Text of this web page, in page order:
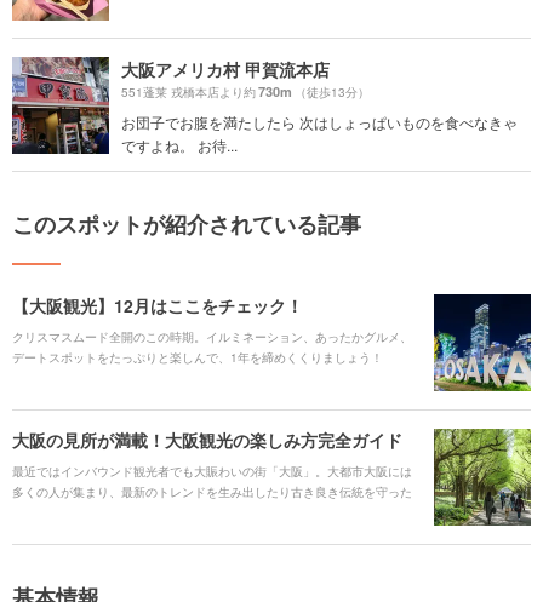
大阪アメリカ村 甲賀流本店
551蓬莱 戎橋本店より約730m （徒歩13分）
お団子でお腹を満たしたら 次はしょっぱいものを食べなきゃ
ですよね。 お待...
このスポットが紹介されている記事
【大阪観光】12月はここをチェック！
クリスマスムード全開のこの時期。イルミネーション、あったかグルメ、
デートスポットをたっぷりと楽しんで、1年を締めくくりましょう！
大阪の見所が満載！大阪観光の楽しみ方完全ガイド
最近ではインバウンド観光者でも大賑わいの街「大阪」。大都市大阪には
多くの人が集まり、最新のトレンドを生み出したり古き良き伝統を守った
の見所をまとめたのでぜひご覧ください。